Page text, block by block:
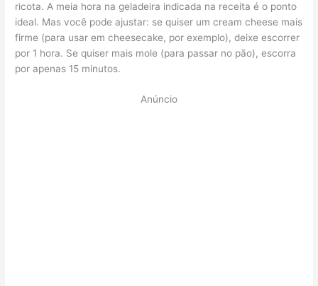
ricota. A meia hora na geladeira indicada na receita é o ponto
ideal. Mas você pode ajustar: se quiser um cream cheese mais
firme (para usar em cheesecake, por exemplo), deixe escorrer
por 1 hora. Se quiser mais mole (para passar no pão), escorra
por apenas 15 minutos.
Anúncio